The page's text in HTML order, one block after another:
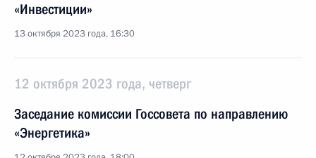
«Инвестиции»
13 октября 2023 года, 16:30
12 октября 2023 года, четверг
Заседание комиссии Госсовета по направлению
«Энергетика»